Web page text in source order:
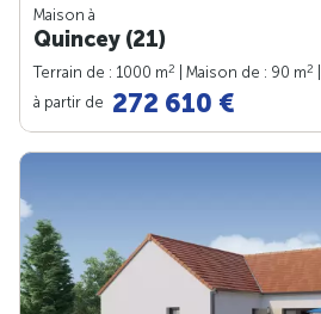
Maison à
Quincey (21)
Terrain de : 1000 m2 | Maison de : 90 m2
à partir de 272 610 €